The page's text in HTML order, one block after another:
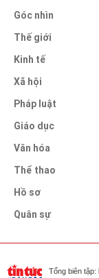
Góc nhìn
Thế giới
Kinh tế
Xã hội
Pháp luật
Giáo dục
Văn hóa
Thể thao
Hồ sơ
Quân sự
Tổng biên tập: